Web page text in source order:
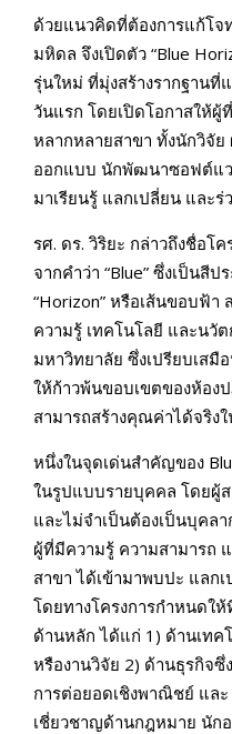
ด้วยแนวคิดที่ต้องการแก้โจ
มหิดล จึงเปิดตัว “Blue
รุ่นใหม่ ที่มุ่งสร้างรากฐานที่
วันแรก โดยเปิดโอกาสให้
หลากหลายสาขา ทั้งนักวิจั
ออกแบบ นักพัฒนาซอฟต์แว
มาเรียนรู้ แลกเปลี่ยน และ
รศ. ดร. วิริยะ กล่าวถึงชื่อโค
จากคำว่า “Blue” ซึ่งเป็นสี
“Horizon” หรือเส้นขอบฟ้
ความรู้ เทคโนโลยี และนวั
มหาวิทยาลัย ซึ่งเปรียบเส
ให้ก้าวพ้นขอบเขตของห้อง
สามารถสร้างคุณค่าได้จริง
หนึ่งในจุดเด่นสำคัญของ
ในรูปแบบรายบุคคล โดยผู้
และไม่จำเป็นต้องเป็นบุคล
ผู้ที่มีความรู้ ความสามารถ
สาขา ได้เข้ามาพบปะ แลก
โดยทางโครงการกำหนดใ
ด้านหลัก ได้แก่ 1) ด้านเทค
หรืองานวิจัย 2) ด้านธุรกิจ
การต่อยอดเชิงพาณิชย์ แล
เชี่ยวชาญด้านกฎหมาย นัก